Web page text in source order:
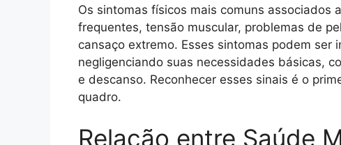
Os sintomas físicos mais comuns associados
frequentes, tensão muscular, problemas de
cansaço extremo. Esses sintomas podem ser
negligenciando suas necessidades básicas,
e descanso. Reconhecer esses sinais é o
quadro.
Relação entre Saúde